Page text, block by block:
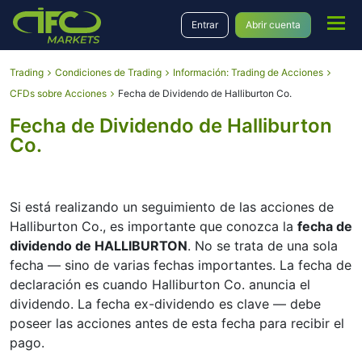
Entrar Abrir cuenta
Trading Condiciones de Trading
Información: Trading de Acciones
CFDs sobre Acciones
Fecha de Dividendo de Halliburton Co.
Fecha de Dividendo de Halliburton
Co.
Si está realizando un seguimiento de las acciones de
Halliburton Co., es importante que conozca la fecha de
dividendo de HALLIBURTON. No se trata de una sola
fecha — sino de varias fechas importantes. La fecha de
declaración es cuando Halliburton Co. anuncia el
dividendo. La fecha ex-dividendo es clave — debe
poseer las acciones antes de esta fecha para recibir el
pago.